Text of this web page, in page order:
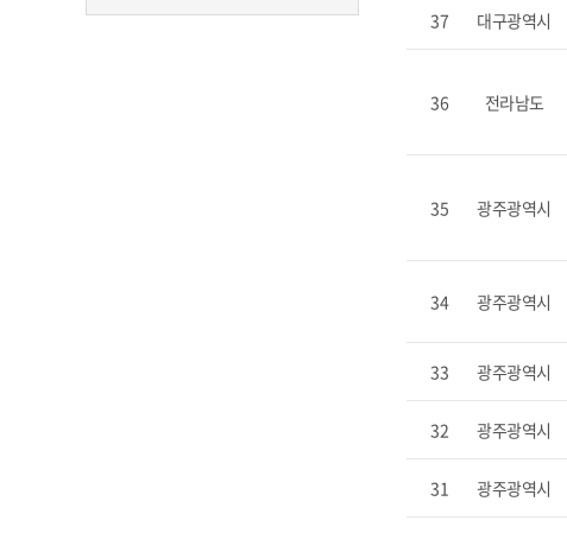
37 대구광역시
36 전라남도
35 광주광역시
34 광주광역시
33 광주광역시
32 광주광역시
31 광주광역시